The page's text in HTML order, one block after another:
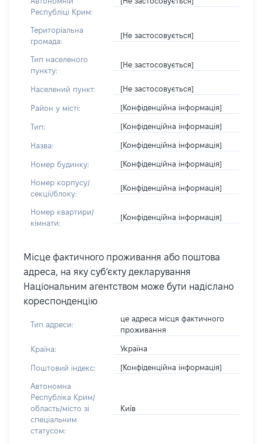
Республіці Крим:
Територіальна
громада:
[Не застосовується]
Тип населеного
пункту:
[Не застосовується]
Населений пункт: [Не застосовується]
Район у місті: [Конфіденційна інформація]
Тип: [Конфіденційна інформація]
Назва: [Конфіденційна інформація]
Номер будинку: [Конфіденційна інформація]
Номер корпусу/
секції/блоку:
[Конфіденційна інформація]
Номер квартири/
кімнати:
[Конфіденційна інформація]
Місце фактичного проживання або поштова
адреса, на яку суб’єкту декларування
Національним агентством може бути надіслано
кореспонденцію
Тип адреси:
це адреса місця фактичного
проживання
Країна: Україна
Поштовий індекс: [Конфіденційна інформація]
Автономна
Республіка Крим/
область/місто зі
спеціальним
статусом:
Київ